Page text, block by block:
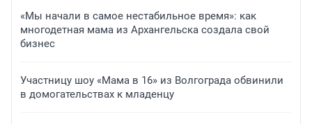
«Мы начали в самое нестабильное время»: как
многодетная мама из Архангельска создала свой
бизнес
Участницу шоу «Мама в 16» из Волгограда обвинили
в домогательствах к младенцу